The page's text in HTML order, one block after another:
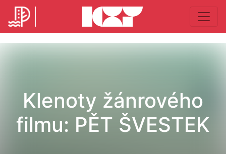
Klenoty žánrového
filmu: PĚT ŠVESTEK